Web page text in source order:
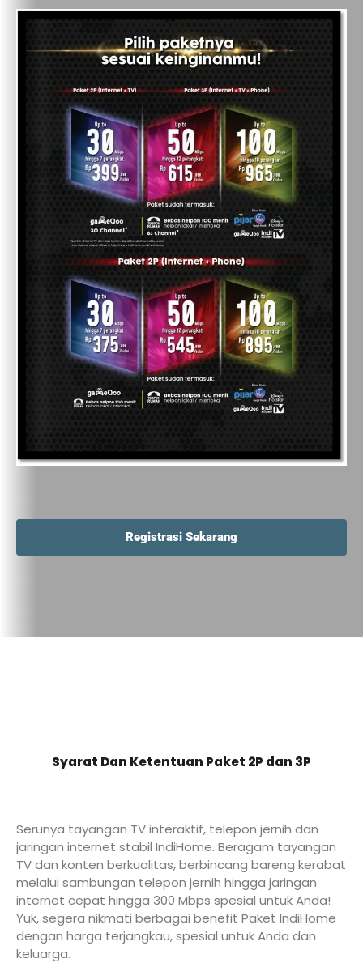
Registrasi Sekarang
Syarat Dan Ketentuan Paket 2P dan 3P
Serunya tayangan TV interaktif, telepon jernih dan
jaringan internet stabil IndiHome. Beragam tayangan
TV dan konten berkualitas, berbincang bareng kerabat
melalui sambungan telepon jernih hingga jaringan
internet cepat hingga 300 Mbps spesial untuk Anda!
Yuk, segera nikmati berbagai benefit Paket IndiHome
dengan harga terjangkau, spesial untuk Anda dan
keluarga.